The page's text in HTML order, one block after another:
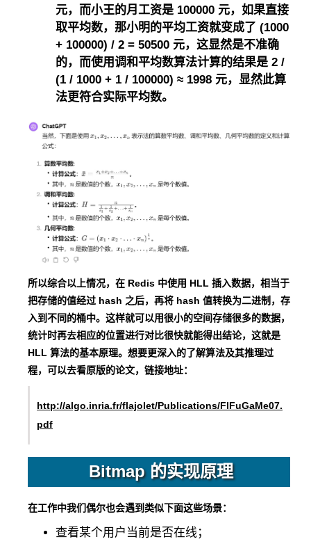
元，而小王的月工资是 100000 元，如果直接
取平均数，那小明的平均工资就变成了 (1000
+ 100000) / 2 = 50500‬ 元，这显然是不准确
的，而使用调和平均数算法计算的结果是 2 /
(1 / 1000 + 1 / 100000) ≈ 1998 元，显然此算
法更符合实际平均数。
所以综合以上情况，在 Redis 中使用 HLL 插入数据，相当于
把存储的值经过 hash 之后，再将 hash 值转换为二进制，存
入到不同的桶中。这样就可以用很小的空间存储很多的数据，
统计时再去相应的位置进行对比很快就能得出结论，这就是
HLL 算法的基本原理。想要更深入的了解算法及其推理过
程，可以去看原版的论文，链接地址：
http://algo.inria.fr/flajolet/Publications/FlFuGaMe07.
pdf
Bitmap 的实现原理
在工作中我们偶尔也会遇到类似下面这些场景：
查看某个用户当前是否在线；